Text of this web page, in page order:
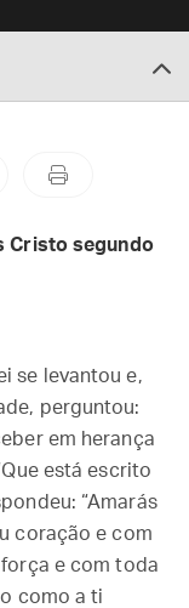
Cristo segundo
se levantou e,
perguntou:
em herança
está escrito
“Amarás
coração e com
e com toda
como a ti